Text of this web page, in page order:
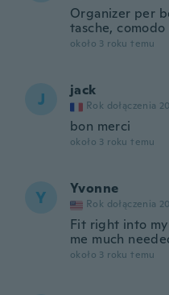
Organizer per
tasche,
około 3 roku temu
J jack
Rok dołączenia
bon merci
około 3 roku temu
Y Yvonne
Rok dołączenia
Fit right into
me much
około 3 roku temu